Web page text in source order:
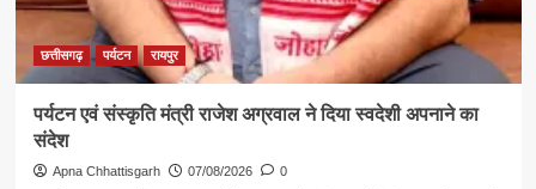
छत्तीसगढ़ पर्यटन रायपुर
पर्यटन एवं संस्कृति मंत्री राजेश अग्रवाल ने दिया स्वदेशी अपनाने का
संदेश
Apna Chhattisgarh 07/08/2026 0